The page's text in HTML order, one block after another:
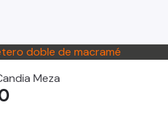
Meza